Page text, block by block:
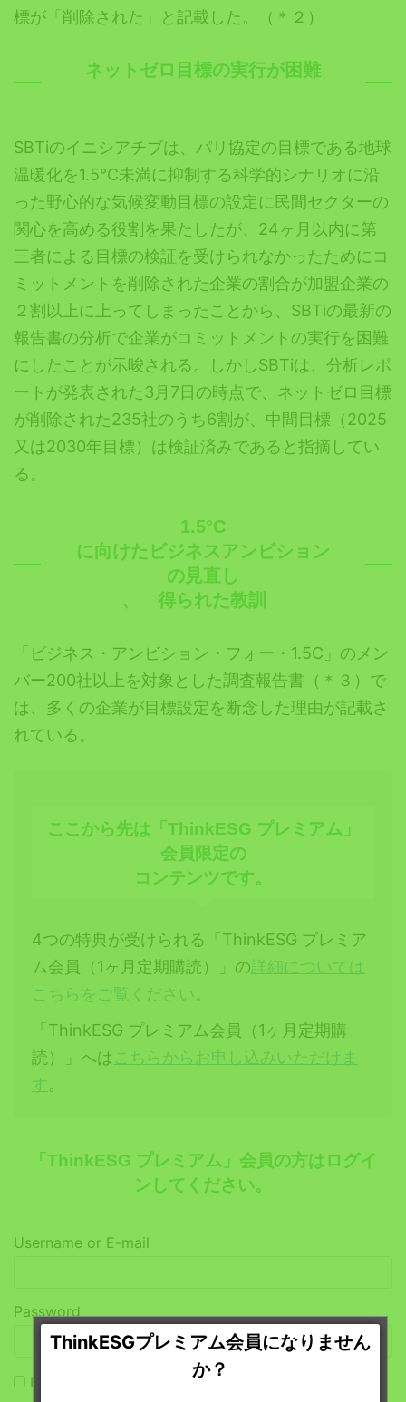
標が「削除された」と記載した。（＊２）
ネットゼロ目標の実行が困難
SBTiのイニシアチブは、パリ協定の目標である地球
温暖化を1.5℃未満に抑制する科学的シナリオに沿
った野心的な気候変動目標の設定に民間セクターの
関心を高める役割を果たしたが、 24ヶ月以内に第
三者による目標の検証を受けられなかったためにコ
ミットメントを削除された企業の割合が加盟企業の
２割以上に上ってしまったことから、 SBTiの最新の
報告書の分析で企業がコミットメントの実行を困難
にしたことが示唆される。
しかしSBTiは、分析レポ
ート が発表された3 月 7 日の時点で、ネットゼロ 目標
が削除された235社のうち6割 が、中間目標（ 2025
又は2030年目標）は検証済みであると指摘してい
る。
1.5°C
に向けたビジネスアンビション
の見直し
、
得られた教訓
「ビジネス・ アンビション・フォー・ 1.5C 」のメン
バー200社以上を対象とした調査報告書（＊３）で
は
多くの企業が目標設定を断念した理由が記載さ
れている。
ここから先は「ThinkESG プレミアム」
会員限定の
コンテンツです。
4つの特典が受けられる「ThinkESG プレミア
ム会員（1ヶ月定期購読）」の詳細については
こちらをご覧ください。
「ThinkESG プレミアム会員（1ヶ月定期購
読）」へは こちらからお申し込みいただけま
す。
「ThinkESG プレミアム」会員の方はログイ
ンしてください。
Username or E-mail
Password
Remember Me
ThinkESGプレミアム会員になりません
か？